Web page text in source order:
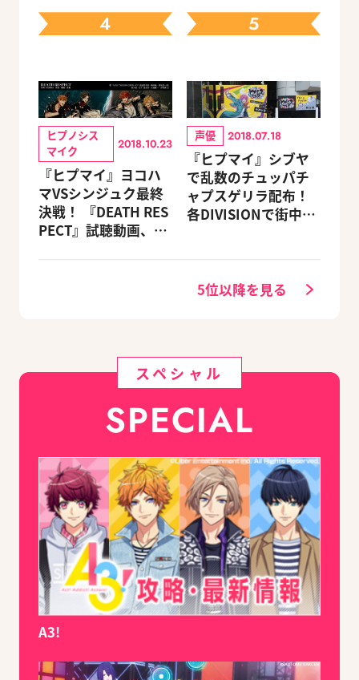
トコメント到着
4
ヒプノシス
マイク
2018.10.23
『ヒプマイ』ヨコハ
マVSシンジュク最終
決戦！ 『DEATH RES
PECT』試聴動画、解
5
声優 2018.07.18
『ヒプマイ』シブヤ
で乱数のチュッパチ
ャプスゲリラ配布！
各DIVISIONで街中企
5位以降を見る
スペシャル
SPECIAL
A3!